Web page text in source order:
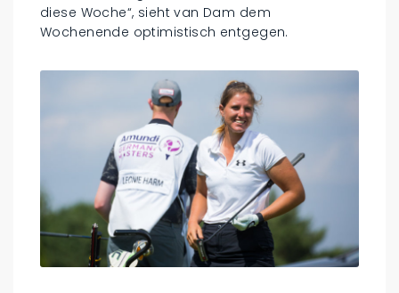
diese Woche“, sieht van Dam dem
Wochenende optimistisch entgegen.